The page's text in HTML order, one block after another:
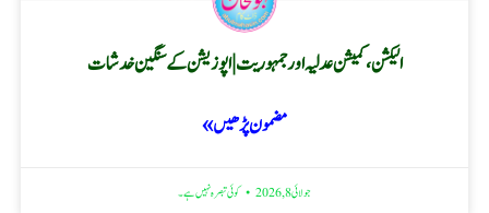
الیکشن، کمیشن عدلیہ اور جمہوریت | اپوزیشن کے سنگین خدشات
مضمون پڑھیں »
جولائی 8, 2026 کوئی تبصرہ نہیں ہے۔